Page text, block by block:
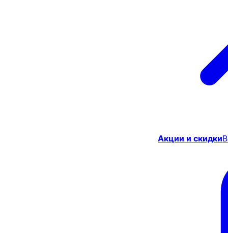
Акции и скидки